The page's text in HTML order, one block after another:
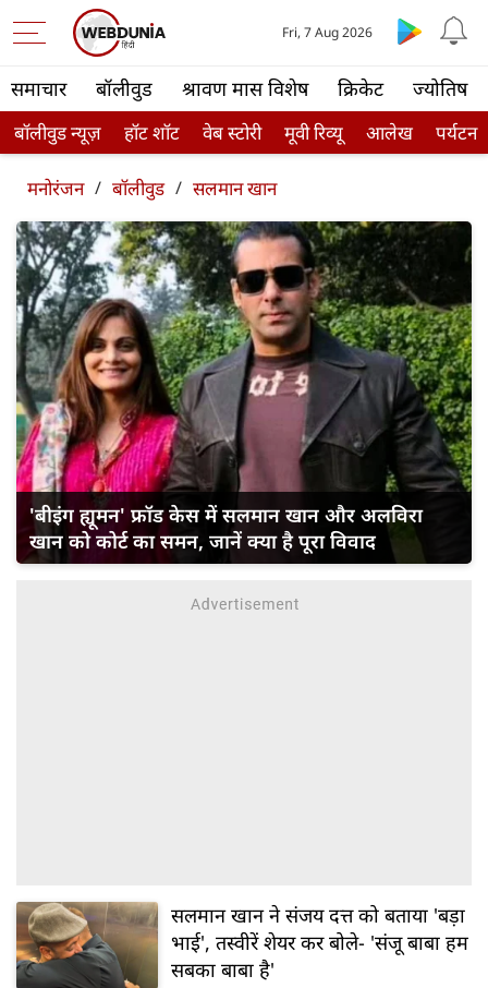
समाचार बॉलीवुड श्रावण मास विशेष क्रिकेट ज्योतिष
बॉलीवुड न्यूज़ हॉट शॉट वेब स्टोरी मूवी रिव्यू आलेख पर्यटन
Fri, 7 Aug 2026
मनोरंजन / बॉलीवुड / सलमान खान
'बीइंग ह्यूमन' फ्रॉड केस में सलमान खान और अलविरा
खान को कोर्ट का समन, जानें क्या है पूरा विवाद
सलमान खान ने संजय दत्त को बताया 'बड़ा
भाई', तस्वीरें शेयर कर बोले- 'संजू बाबा हम
सबका बाबा है'